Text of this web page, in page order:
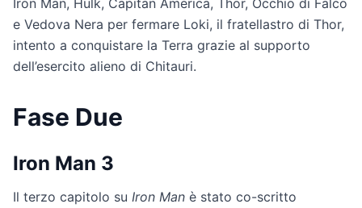
e Vedova Nera per fermare Loki, il fratellastro di Thor,
intento a conquistare la Terra grazie al supporto
dell’esercito alieno di Chitauri.
Fase Due
Iron Man 3
Il terzo capitolo su Iron Man è stato co-scritto